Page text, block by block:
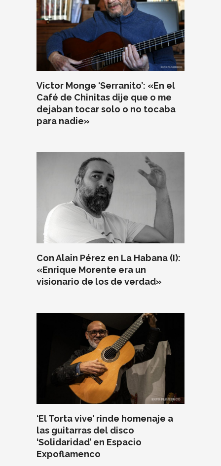
Víctor Monge ‘Serranito’: «En el
Café de Chinitas dije que o me
dejaban tocar solo o no tocaba
para nadie»
Con Alain Pérez en La Habana (I):
«Enrique Morente era un
visionario de los de verdad»
‘El Torta vive’ rinde homenaje a
las guitarras del disco
‘Solidaridad’ en Espacio
Expoflamenco